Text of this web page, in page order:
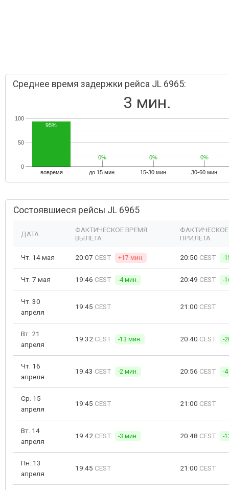
Среднее время задержки рейса JL 6965:
3 мин.
вовремя до 15 мин. 15-30 мин. 30-60 мин.
0
50
100
95%
0%
0% 0%
0% 0%
0%
Состоявшиеся рейсы JL 6965
ДАТА
ФАКТИЧЕСКОЕ ВРЕМЯ
ВЫЛЕТА
ПРИЛЕТА
Чт. 14 мая 20:07 CEST +17 мин. 20:50 CEST -
Чт. 7 мая 19:46 CEST -4 мин. 20:49 CEST -
Чт. 30
апреля
19:45 CEST 21:00 CEST
Вт. 21
апреля
19:32 CEST -13 мин. 20:40 CEST -
Чт. 16
апреля
19:43 CEST -2 мин. 20:56 CEST -
Ср. 15
апреля
19:45 CEST 21:00 CEST
Вт. 14
апреля
19:42 CEST -3 мин. 20:48 CEST -
Пн. 13
апреля
19:45 CEST 21:00 CEST